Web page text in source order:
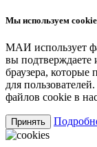
Мы используем
МАИ использует
вы подтверждаете
браузера, которые
для
файлов cookie в
Принять